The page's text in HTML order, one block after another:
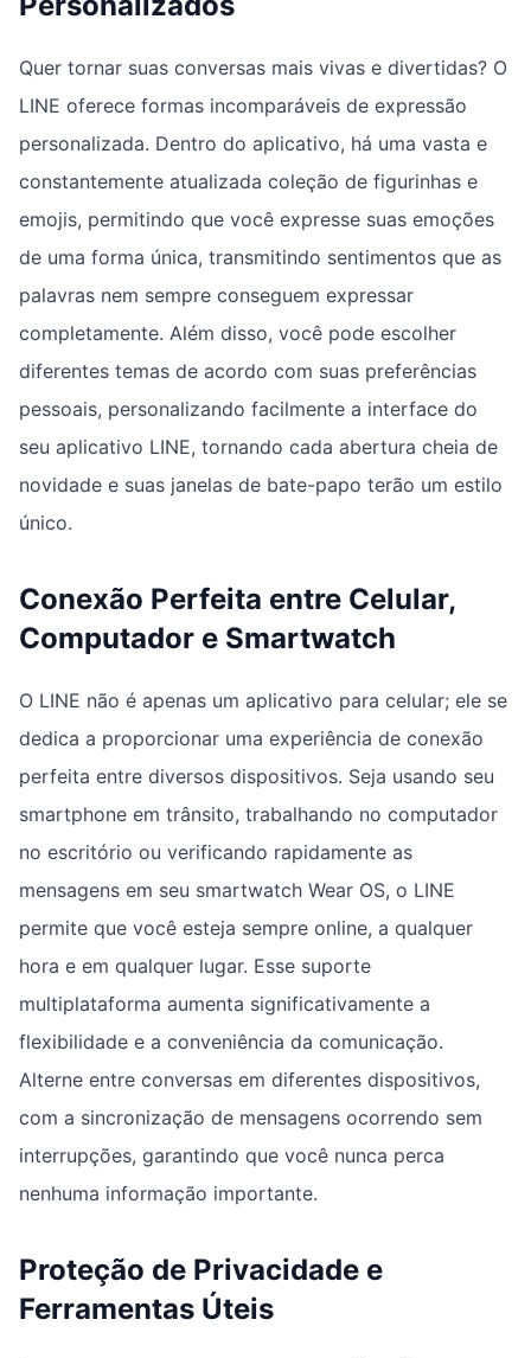
Quer tornar suas conversas mais vivas e divertidas? O
LINE oferece formas incomparáveis de expressão
personalizada. Dentro do aplicativo, há uma vasta e
constantemente atualizada coleção de figurinhas e
emojis, permitindo que você expresse suas emoções
de uma forma única, transmitindo sentimentos que as
palavras nem sempre conseguem expressar
completamente. Além disso, você pode escolher
diferentes temas de acordo com suas preferências
pessoais, personalizando facilmente a interface do
seu aplicativo LINE, tornando cada abertura cheia de
novidade e suas janelas de bate-papo terão um estilo
único.
Conexão Perfeita entre Celular,
Computador e Smartwatch
O LINE não é apenas um aplicativo para celular; ele se
dedica a proporcionar uma experiência de conexão
perfeita entre diversos dispositivos. Seja usando seu
smartphone em trânsito, trabalhando no computador
no escritório ou verificando rapidamente as
mensagens em seu smartwatch Wear OS, o LINE
permite que você esteja sempre online, a qualquer
hora e em qualquer lugar. Esse suporte
multiplataforma aumenta significativamente a
flexibilidade e a conveniência da comunicação.
Alterne entre conversas em diferentes dispositivos,
com a sincronização de mensagens ocorrendo sem
interrupções, garantindo que você nunca perca
nenhuma informação importante.
Proteção de Privacidade e
Ferramentas Úteis